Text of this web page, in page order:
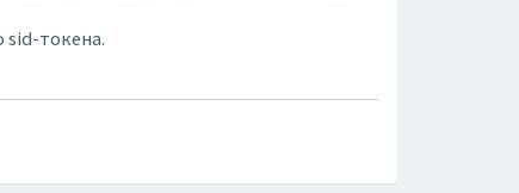
sid-токена.